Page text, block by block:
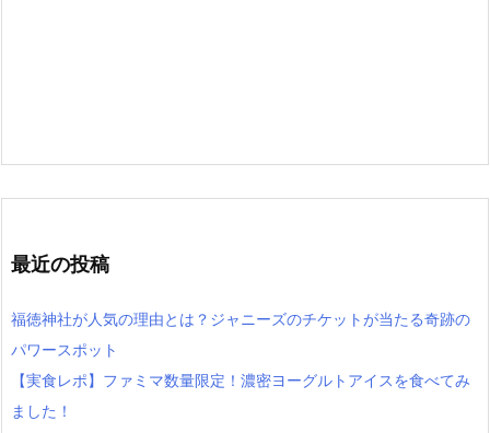
最近の投稿
福徳神社が人気の理由とは？ジャニーズのチケットが当たる奇跡の
パワースポット
【実食レポ】ファミマ数量限定！濃密ヨーグルトアイスを食べてみ
ました！